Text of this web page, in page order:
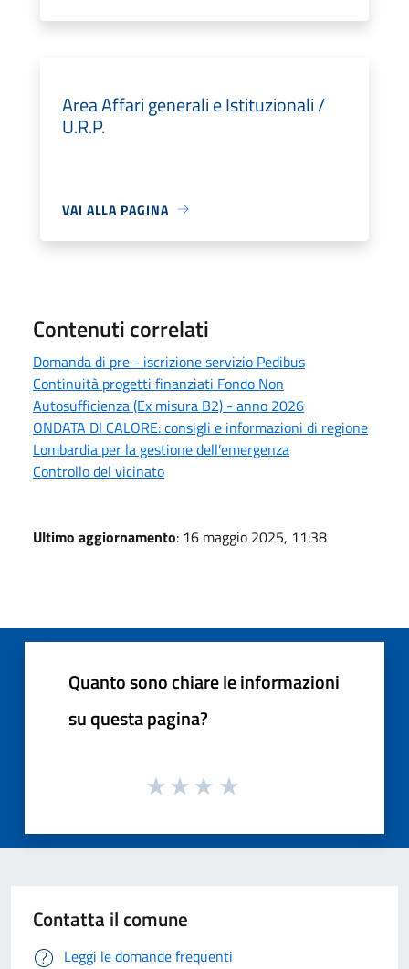
Area Affari generali e Istituzionali /
U.R.P.
VAI ALLA PAGINA
Contenuti correlati
Domanda di pre - iscrizione servizio Pedibus
Continuità progetti finanziati Fondo Non
Autosufficienza (Ex misura B2) - anno 2026
ONDATA DI CALORE: consigli e informazioni di regione
Lombardia per la gestione dell’emergenza
Controllo del vicinato
Ultimo aggiornamento: 16 maggio 2025, 11:38
Quanto sono chiare le informazioni
su questa pagina?
Contatta il comune
Leggi le domande frequenti